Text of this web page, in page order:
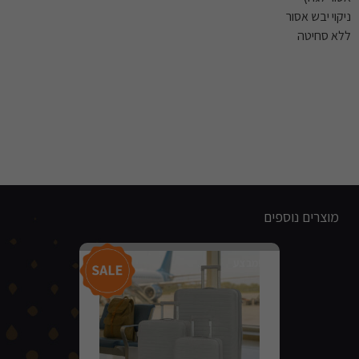
ניקוי יבש אסור
ללא סחיטה
מוצרים נוספים